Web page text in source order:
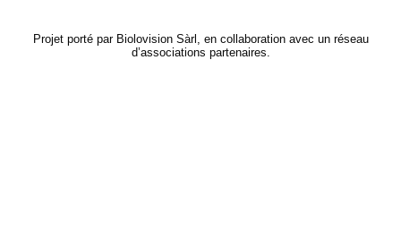
Projet porté par Biolovision Sàrl, en collaboration avec un réseau
d’associations partenaires.